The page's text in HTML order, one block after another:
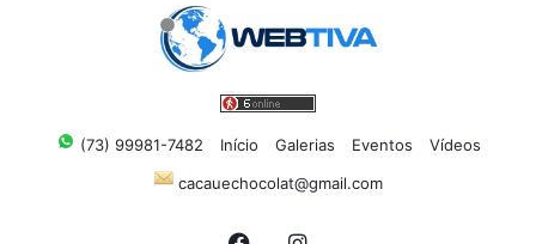
(73) 99981-7482 Início Galerias Eventos
Vídeos
cacauechocolat@gmail.com